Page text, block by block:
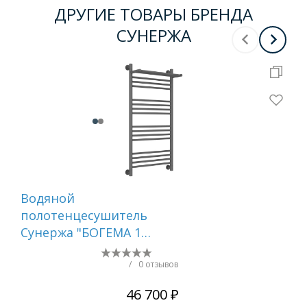
ДРУГИЕ ТОВАРЫ БРЕНДА
СУНЕРЖА
Водяной
полотенцесушитель
Сунержа "БОГЕМА 1П
+" 1000х500 (Графит)
/ 0 отзывов
46 700 ₽